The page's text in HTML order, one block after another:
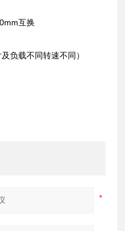
互换
负载不同转速不同）